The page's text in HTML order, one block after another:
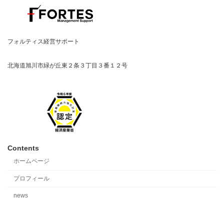
送
り
フォルティス経営サポート
北海道旭川市緑が丘東２条３丁目３番１２号
Contents
ホームページ
プロフィール
news